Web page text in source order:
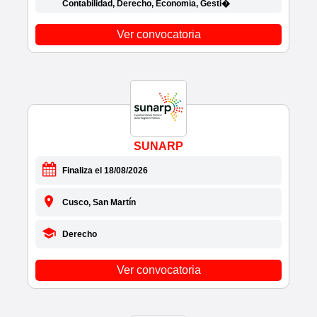
AYACUCHO EXSS
• COOPERATIVA SANTO DOMINGO DE
GUZMÁN
• CORPO LINEAL ESTETICA Y SALUD E.I.R.L.
• CORPORACIÓN ART PROJECT
• CORPORACION CEHAS S.A.C.
• CORPORACION CHAVIN MOTORS S.A.C.
• CORPORACION EASYLENS
S.A.C.
• CORPORACION FOCUS CRECIMIENTO
• CORPORACION HOTELERA METOR S.A.
• CORPORACION INMOBILIARIA WH
Contabilidad, Derecho, Economía, Gesti�
Ver convocatoria
SUNARP
Finaliza el 18/08/2026
Cusco, San Martín
Derecho
Ver convocatoria